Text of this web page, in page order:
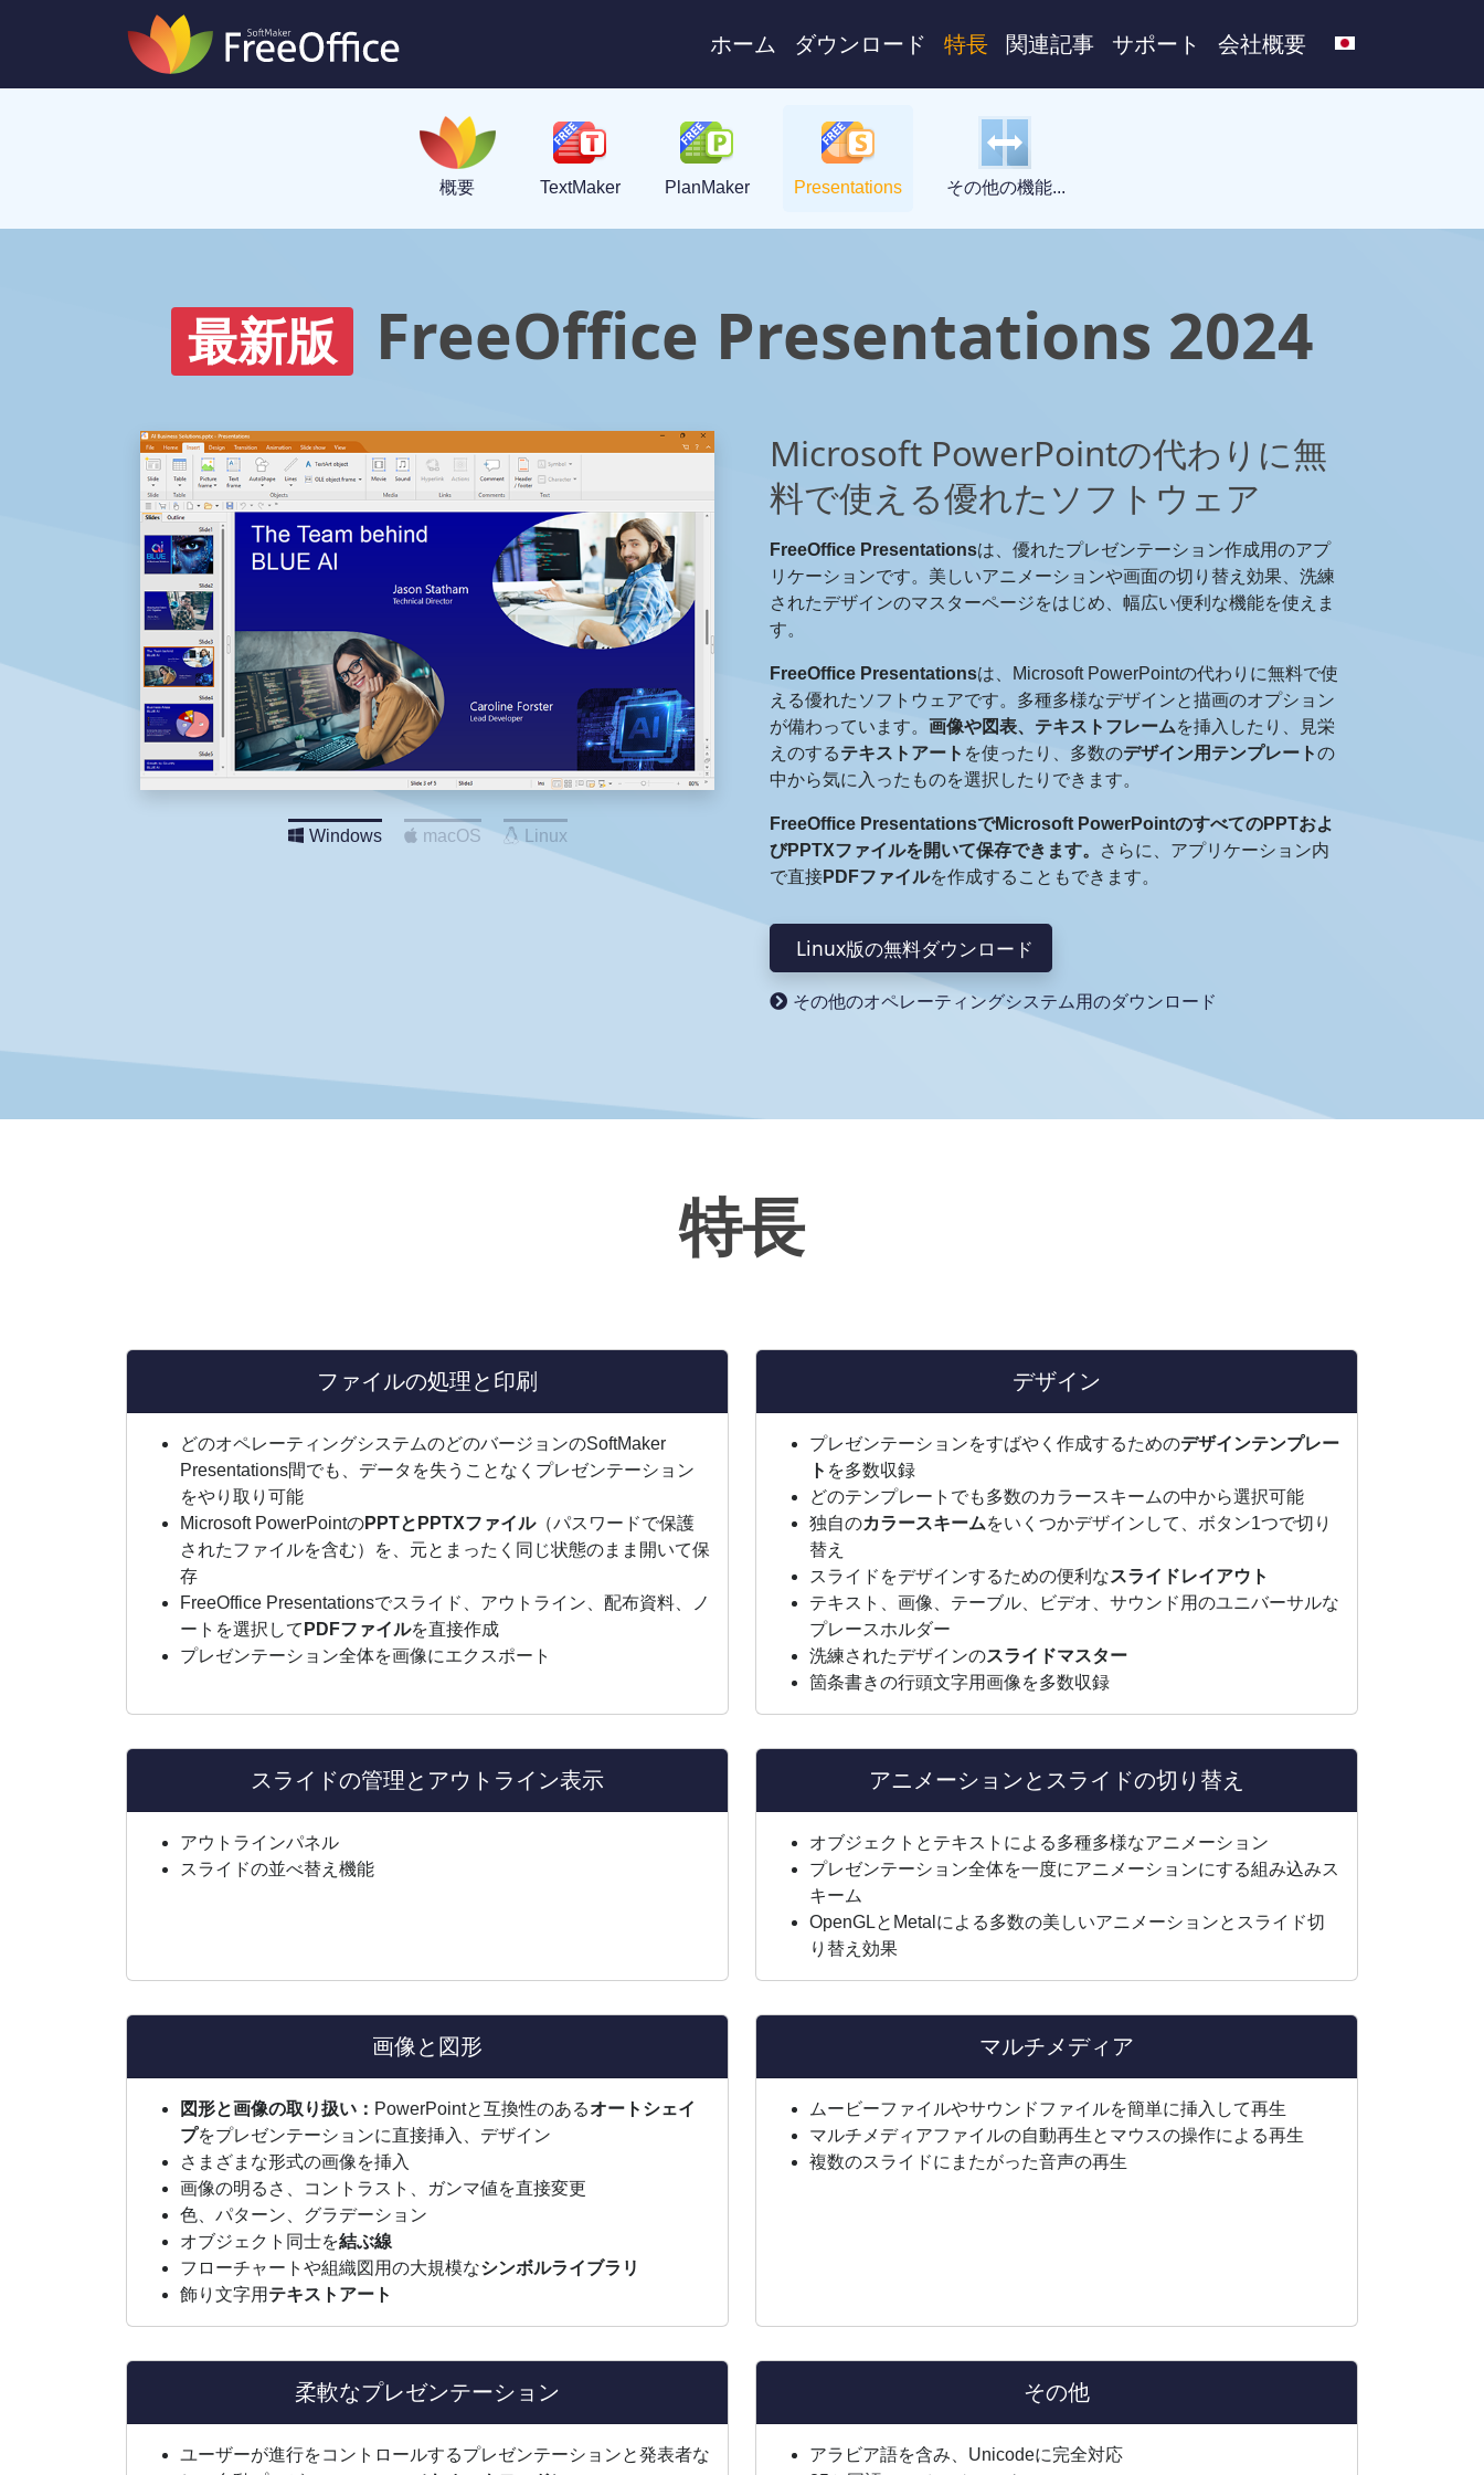
ホーム ダウンロード 特長 関連記事 サポート 会社概要
概要 TextMaker PlanMaker Presentations その他の機能...
最新版 FreeOffice Presentations 2024
Windows macOS Linux
Microsoft PowerPointの代わりに無
料で使える優れたソフトウェア
FreeOffice Presentationsは、優れたプレゼンテーション作成用のアプ
リケーションです。美しいアニメーションや画面の切り替え効果、洗練
されたデザインのマスターページをはじめ、幅広い便利な機能を使えま
す。
FreeOffice Presentationsは、Microsoft PowerPointの代わりに無料で使
える優れたソフトウェアです。多種多様なデザインと描画のオプション
が備わっています。 画像や図表、テキストフレームを挿入したり、見栄
えのするテキストアート を使ったり、多数のデザイン用テンプレートの
中から気に入ったものを選択したりできます。
FreeOffice PresentationsでMicrosoft PowerPointのすべてのPPTおよ
びPPTXファイルを開いて保存できます。
さらに、アプリケーション内
で直接PDFファイルを作成することもできます。
Linux版の無料ダウンロード
その他のオペレーティングシステム用のダウンロード
特長
ファイルの処理と印刷
どのオペレーティングシステムのどのバージョンのSoftMaker
Presentations間でも、データを失うことなくプレゼンテーション
をやり取り可能
Microsoft PowerPointのPPTとPPTXファイル（パスワードで保護
されたファイルを含む）を、元とまったく同じ状態のまま開いて保
存
FreeOffice Presentationsでスライド、アウトライン、配布資料、ノ
ートを選択して PDFファイルを直接作成
プレゼンテーション全体を画像にエクスポート
デザイン
プレゼンテーションをすばやく作成するためのデザインテンプレー
ト を多数収録
どのテンプレートでも多数のカラースキームの中から選択可能
独自のカラースキームをいくつかデザインして、ボタン1つで切り
替え
スライドをデザインするための便利なスライドレイアウト
テキスト、画像、テーブル、ビデオ、サウンド用のユニバーサルな
プレースホルダー
洗練されたデザインのスライドマスター
箇条書きの行頭文字用画像を多数収録
スライドの管理とアウトライン表示
アウトラインパネル
スライドの並べ替え機能
アニメーションとスライドの切り替え
オブジェクトとテキストによる多種多様なアニメーション
プレゼンテーション全体を一度にアニメーションにする組み込みス
キーム
OpenGLとMetalによる多数の美しいアニメーションとスライド切
り替え効果
画像と図形
図形と画像の取り扱い： PowerPointと互換性のあるオートシェイ
プをプレゼンテーションに直接挿入、デザイン
さまざまな形式の画像を挿入
画像の明るさ、コントラスト、ガンマ値を直接変更
色、パターン、グラデーション
オブジェクト同士を結ぶ線
フローチャートや組織図用の大規模なシンボルライブラリ
飾り文字用 テキストアート
マルチメディア
ムービーファイルやサウンドファイルを簡単に挿入して再生
マルチメディアファイルの自動再生とマウスの操作による再生
複数のスライドにまたがった音声の再生
柔軟なプレゼンテーション
ユーザーが進行をコントロールするプレゼンテーションと発表者な
その他
アラビア語を含み、Unicodeに完全対応